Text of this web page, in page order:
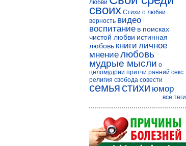
любви
своих Стихи о любви
верность видео
воспитание в поисках
чистой любви истинная
любовь книги личное
мнениелюбовь
мудрые мысли о
целомудрии притчи ранний секс
религия свобода совести
семья стихи юмор
все теги